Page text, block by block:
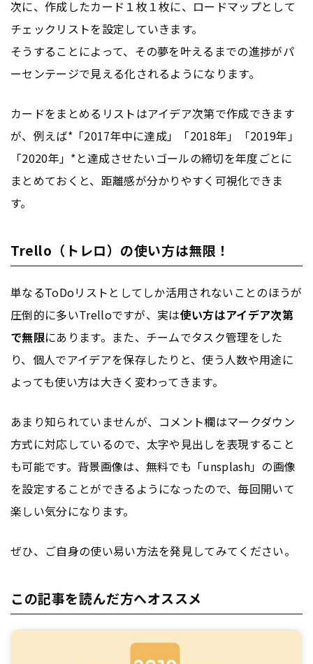
次に、作成したカード１枚１枚に、ロードマップとして
チェックリストを設定していきます。
そうすることによって、その夢を叶えるまでの進捗がパ
ーセンテージで見える化されるようになります。
カードをまとめるリストはアイデア次第で作成できます
が、例えば*「2017年中に達成」「2018年」「2019年」
「2020年」*と達成させたいゴールの締切を年度ごとに
まとめておくと、距離感が分かりやすく可視化できま
す。
Trello（トレロ）の使い方は無限！
単なるToDoリストとしてしか活用されないことのほうが
圧倒的に多いTrelloですが、実は使い方はアイデア次第
で無限にあります。また、チームでタスク管理をした
り、個人でアイデアを保存したりと、使う人数や用途に
よっても使い方は大きく変わってきます。
あまり知られていませんが、コメント欄はマークダウン
方式に対応しているので、太字や見出しを表現すること
も可能です。背景画像は、無料でも「unsplash」の画像
を設定することができるようになったので、毎回開いて
楽しい気分になります。
ぜひ、ご自身の使い易い方法を発見してみてください。
この記事を読んだ方へオススメ